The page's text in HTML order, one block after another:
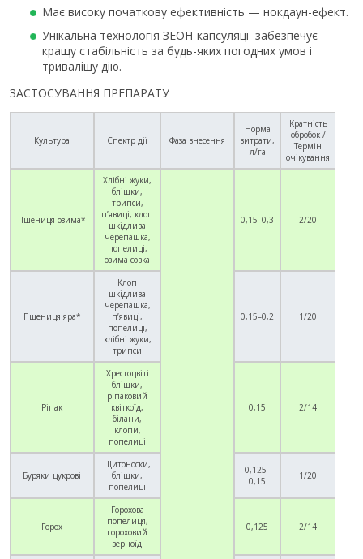
Має високу початкову ефективність — нокдаун-ефект.
Унікальна технологія ЗЕОН-капсуляції забезпечує
кращу стабільність за будь-яких погодних умов і
тривалішу дію.
ЗАСТОСУВАННЯ ПРЕПАРАТУ
Культура Спектр дії Фаза внесення
Норма
витрати,
л/га
Кратність
обробок /
Термін
очікування
Пшениця озима*
Хлібні жуки,
блішки,
трипси,
п’явиці, клоп
шкідлива
черепашка,
попелиці,
озима совка
0,15–0,3 2/20
Пшениця яра*
Клоп
шкідлива
черепашка,
п’явиці,
попелиці,
хлібні жуки,
трипси
0,15–0,2 1/20
Ріпак
Хрестоцвіті
блішки,
ріпаковий
квіткоїд,
білани,
клопи,
попелиці
0,15 2/14
Буряки цукрові
Щитоноски,
блішки,
попелиці
0,125–
0,15
1/20
Горох
Горохова
попелиця,
гороховий
зерноїд
0,125 2/14